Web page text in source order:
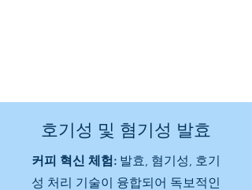
호기성 및 혐기성 발효
커피 혁신 체험: 발효, 혐기성, 호기
성 처리 기술이 융합되어 독보적인